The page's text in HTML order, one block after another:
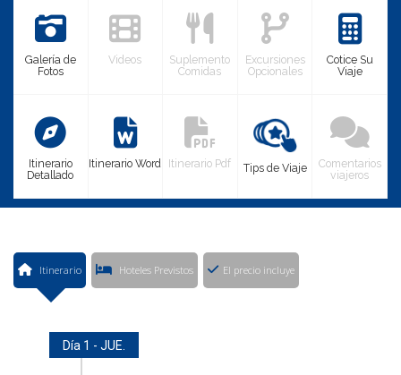
Galería de
Fotos
Videos
Suplemento
Comidas
Excursiones
Opcionales
Cotice Su
Viaje
Itinerario
Detallado
Itinerario Word Itinerario Pdf Tips de Viaje
Comentarios
viajeros
Itinerario Hoteles Previstos El precio incluye
Día 1 - JUE.